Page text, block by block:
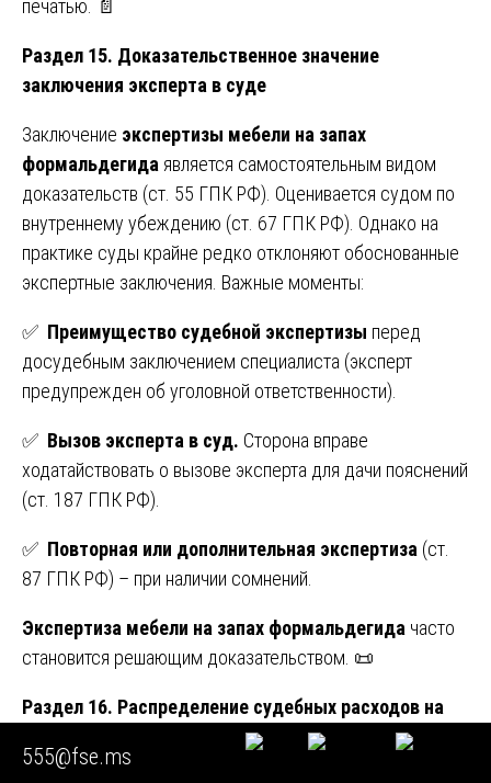
печатью. 📄
Раздел 15. Доказательственное значение
заключения эксперта в суде
Заключение экспертизы мебели на запах
формальдегида является самостоятельным видом
доказательств (ст. 55 ГПК РФ). Оценивается судом по
внутреннему убеждению (ст. 67 ГПК РФ). Однако на
практике суды крайне редко отклоняют обоснованные
экспертные заключения. Важные моменты:
✅ Преимущество судебной экспертизы перед
досудебным заключением специалиста (эксперт
предупрежден об уголовной ответственности).
✅ Вызов эксперта в суд. Сторона вправе
ходатайствовать о вызове эксперта для дачи пояснений
(ст. 187 ГПК РФ).
✅ Повторная или дополнительная экспертиза (ст.
87 ГПК РФ) – при наличии сомнений.
Экспертиза мебели на запах формальдегида часто
становится решающим доказательством. 📜
Раздел 16. Распределение судебных расходов на
555@fse.ms